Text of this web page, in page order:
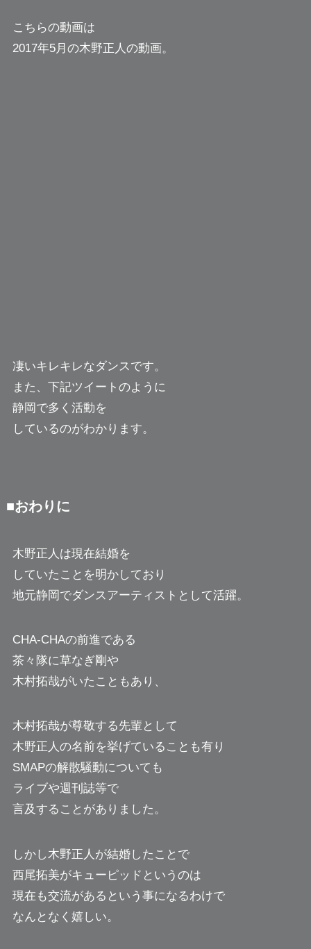
こちらの動画は
2017年5月の木野正人の動画。
凄いキレキレなダンスです。
また、下記ツイートのように
静岡で多く活動を
しているのがわかります。
■おわりに
木野正人は現在結婚を
していたことを明かしており
地元静岡でダンスアーティストとして活躍。
CHA-CHAの前進である
茶々隊に草なぎ剛や
木村拓哉がいたこともあり、
木村拓哉が尊敬する先輩として
木野正人の名前を挙げていることも有り
SMAPの解散騒動についても
ライブや週刊誌等で
言及することがありました。
しかし木野正人が結婚したことで
西尾拓美がキューピッドというのは
現在も交流があるという事になるわけで
なんとなく嬉しい。